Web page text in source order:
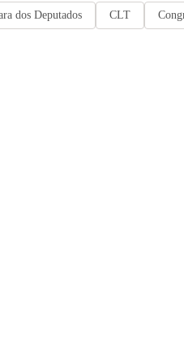
dos Deputados CLT